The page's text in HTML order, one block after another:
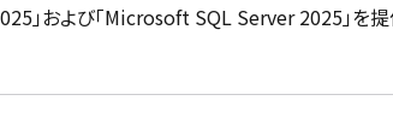
」および「Microsoft SQL Server 2025」を